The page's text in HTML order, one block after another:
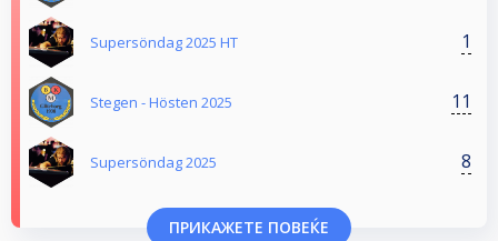
Supersöndag 2025 HT 1
Stegen - Hösten 2025 11
Supersöndag 2025 8
ПРИКАЖЕТЕ ПОВЕЌЕ